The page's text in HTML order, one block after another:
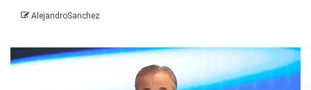
AlejandroSanchez